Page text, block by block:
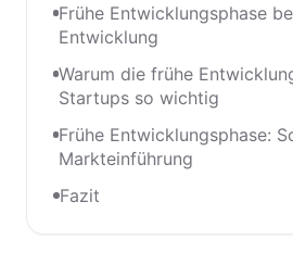
Frühe Entwicklungsphase
Entwicklung
Warum die frühe
Startups so wichtig
Frühe Entwicklungsphase:
Markteinführung
Fazit